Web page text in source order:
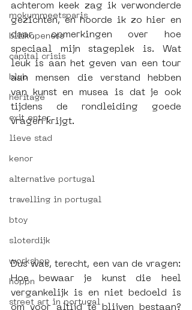
mokummeetsparis
bllikopeners
capital crisis
blub
heritage
exit enter
lieve stad
kenor
alternative portugal
travelling in portugal
btoy
sloterdijk
workshop
hoppn
street art in portugal
achterom keek zag ik verwonderde
gezichten, en hoorde ik zo hier en
daar, opmerkingen over hoe
speciaal mijn stageplek is. Wat
leuk is aan het geven van een tour
aan mensen die verstand hebben
van kunst en musea is dat je ook
tijdens de rondleiding goede
vragen krijgt.
Dus was, terecht, een van de vragen:
Hoe bewaar je kunst die heel
vergankelijk is en niet bedoeld is
om voor altijd te blijven bestaan?